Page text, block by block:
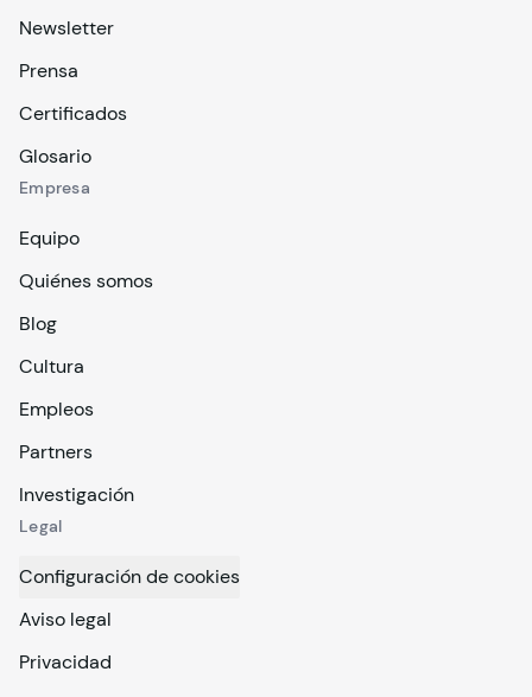
Newsletter
Prensa
Certificados
Glosario
Empresa
Equipo
Quiénes somos
Blog
Cultura
Empleos
Partners
Investigación
Legal
Configuración de cookies
Aviso legal
Privacidad